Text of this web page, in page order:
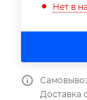
Нет в
Доставка